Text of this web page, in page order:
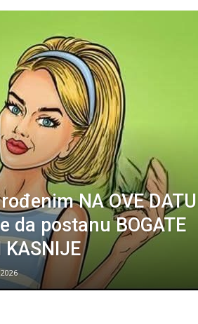
NA OVE
da postanu BOGATE
KASNIJE